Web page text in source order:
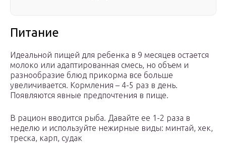
Питание
Идеальной пищей для ребенка в 9 месяцев остается
молоко или адаптированная смесь, но объем и
разнообразие блюд прикорма все больше
увеличивается. Кормления – 4-5 раз в день.
Появляются явные предпочтения в пище.
В рацион вводится рыба. Давайте ее 1-2 раза в
неделю и используйте нежирные виды: минтай, хек,
треска, карп, судак